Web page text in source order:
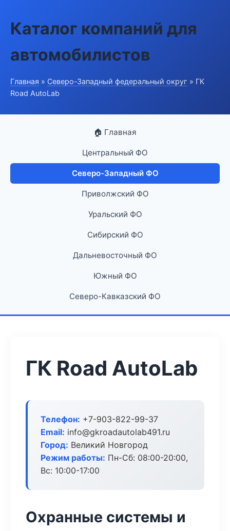
Каталог компаний для
автомобилистов
Главная » Северо-Западный федеральный округ » ГК
Road AutoLab
🏠 Главная
Центральный ФО
Северо-Западный ФО
Приволжский ФО
Уральский ФО
Сибирский ФО
Дальневосточный ФО
Южный ФО
Северо-Кавказский ФО
ГК Road AutoLab
Телефон: +7-903-822-99-37
Email: info@gkroadautolab491.ru
Город: Великий Новгород
Режим работы: Пн-Сб: 08:00-20:00,
Вс: 10:00-17:00
Охранные системы и